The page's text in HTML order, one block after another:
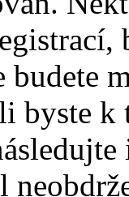
budete
byste k